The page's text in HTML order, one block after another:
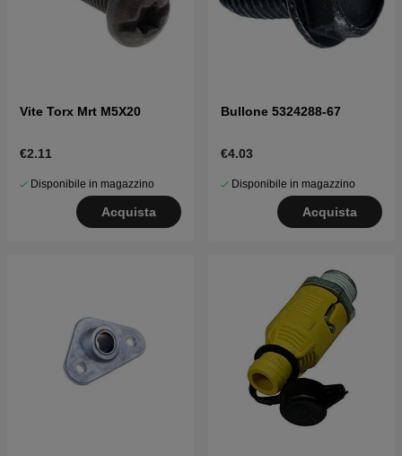
Vite Torx Mrt M5X20
€2.11
Disponibile in magazzino
Acquista
Bullone 5324288-67
€4.03
Disponibile in magazzino
Acquista